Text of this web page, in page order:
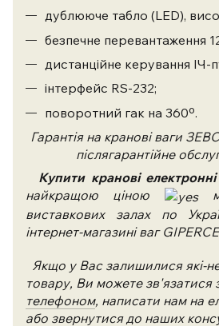
дублююче табло (LED),
безпечне перевантаження
дистанційне керування ІЧ-
інтерфейс RS-232;
поворотний гак на 360º.
Гарантія на кранові ваги
післягарантійне
Купити кранові
найкращою ціною
виставкових залах по
інтернет-магазині ваг
Якщо у Вас залишилися які-
товару, Ви можете зв'язатися
телефоном, написати нам на
або звернутися до наших